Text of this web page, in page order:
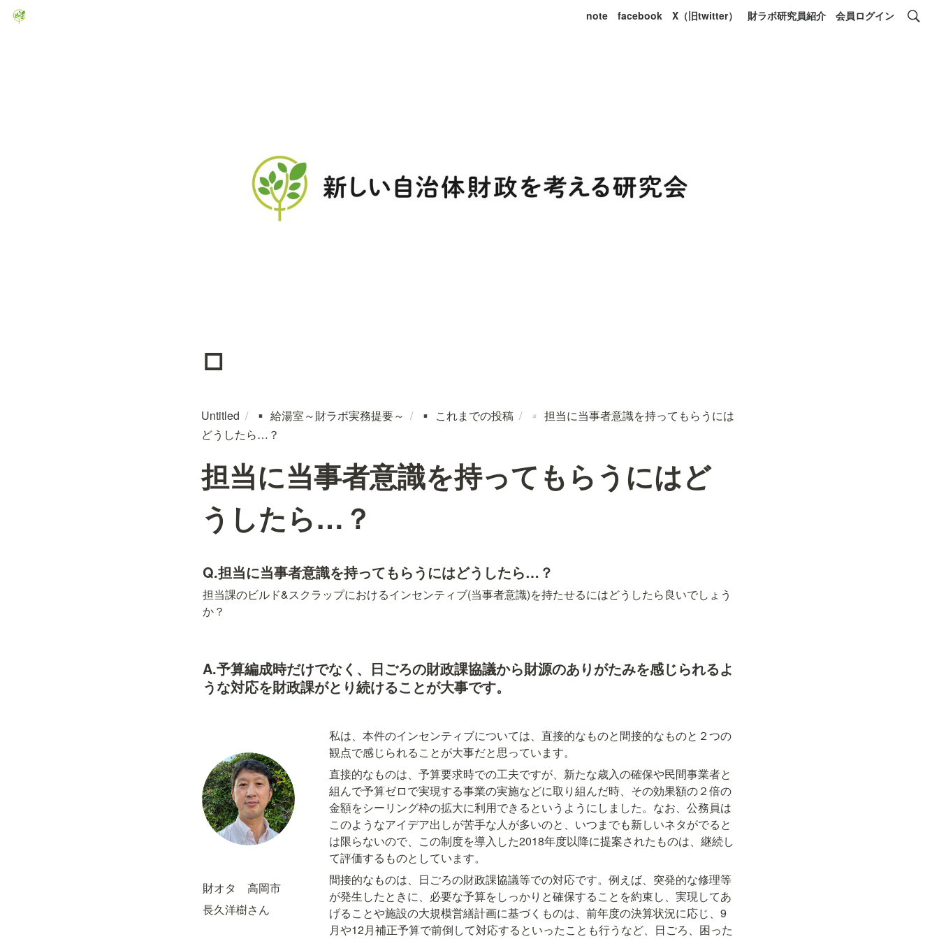
note facebook X（旧twitter） 財ラボ研究員紹介 会員ログイン
▫️
Untitled / ▪️ 給湯室～財ラボ実務提要～ / ▪️ これまでの投稿 / ▫️
担当に当事者意識を持ってもらうには
どうしたら…？
担当に当事者意識を持ってもらうにはど
うしたら…？
Q.担当に当事者意識を持ってもらうにはどうしたら…？
担当課のビルド&スクラップにおけるインセンティブ(当事者意識)を持たせるにはどうしたら良いでしょう
か？
A.予算編成時だけでなく、日ごろの財政課協議から財源のありがたみを感じられるよ
うな対応を財政課がとり続けることが大事です。
財オタ　高岡市
長久洋樹さん
私は、本件のインセンティブについては、直接的なものと間接的なものと２つの
観点で感じられることが大事だと思っています。
直接的なものは、予算要求時での工夫ですが、新たな歳入の確保や民間事業者と
組んで予算ゼロで実現する事業の実施などに取り組んだ時、その効果額の２倍の
金額をシーリング枠の拡大に利用できるというようにしました。なお、公務員は
このようなアイデア出しが苦手な人が多いのと、いつまでも新しいネタがでると
は限らないので、この制度を導入した2018年度以降に提案されたものは、継続し
て評価するものとしています。
間接的なものは、日ごろの財政課協議等での対応です。例えば、突発的な修理等
が発生したときに、必要な予算をしっかりと確保することを約束し、実現してあ
げることや施設の大規模営繕計画に基づくものは、前年度の決算状況に応じ、9
月や12月補正予算で前倒して対応するといったことも行うなど、日ごろ、困った